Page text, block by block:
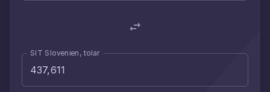
SIT Slovenien, tolar